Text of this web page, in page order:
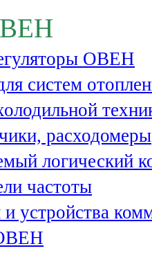
ОВЕН
систем
расходомеры
логический
частоты
устройства